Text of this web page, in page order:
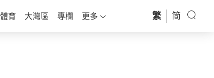
體育 大灣區 專欄 更多 繁 简